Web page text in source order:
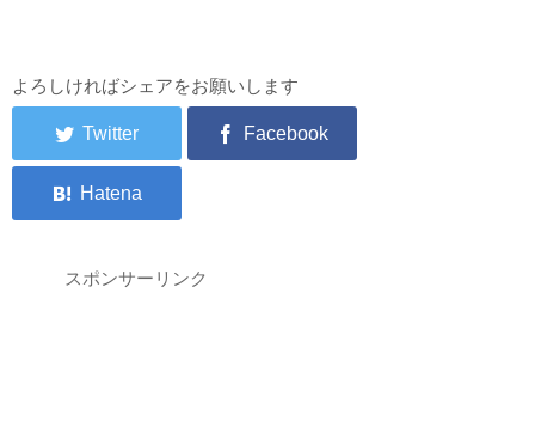
よろしければシェアをお願いします
スポンサーリンク